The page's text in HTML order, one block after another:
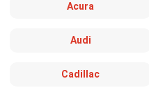
Acura
Audi
Cadillac